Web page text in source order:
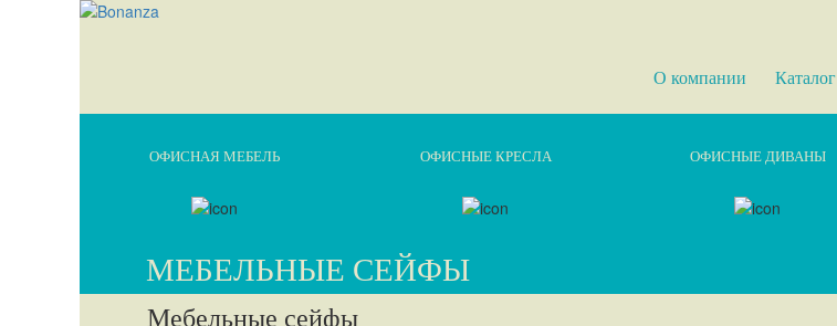
О компании Каталог
ОФИСНАЯ МЕБЕЛЬ ОФИСНЫЕ КРЕСЛА ОФИСНЫЕ ДИВАНЫ
МЕБЕЛЬНЫЕ СЕЙФЫ
Мебельные сейфы